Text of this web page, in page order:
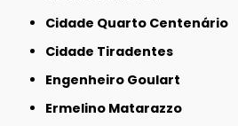
Cidade Quarto Centenário
Cidade Tiradentes
Engenheiro Goulart
Ermelino Matarazzo